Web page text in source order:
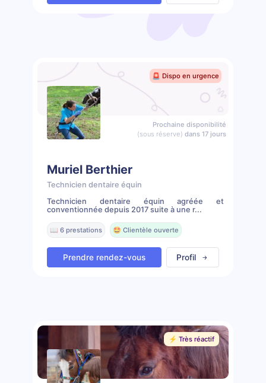
🚨 Dispo en urgence
Prochaine disponibilité
(sous réserve) dans 17 jours
Muriel Berthier
Technicien dentaire équin
Technicien dentaire équin agréée et
conventionnée depuis 2017 suite à une r...
📖 6 prestations 🤩 Clientèle ouverte
Prendre rendez-vous Profil
⚡️ Très réactif